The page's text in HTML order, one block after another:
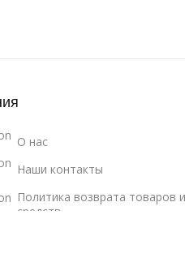
О нас
Наши контакты
Политика возврата товаров
средств